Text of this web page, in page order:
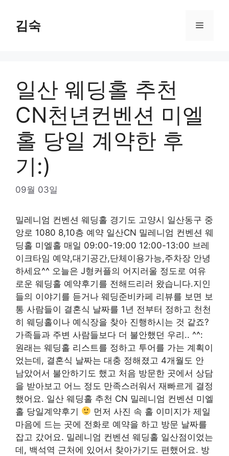
content
김숙 Menu
일산 웨딩홀 추천
CN천년컨벤션 미엘
홀 당일 계약한 후
기:)
09월 03일
밀레니엄 컨벤션 웨딩홀 경기도 고양시 일산동구 중
앙로 1080 8,10층 예약 일산CN 밀레니엄 컨벤션 웨
딩홀 미엘홀 매일 09:00-19:00 12:00-13:00 브레
이크타임 예약,대기공간,단체이용가능,주차장 안녕
하세요^^ 오늘은 J형커플의 어지러울 정도로 여유
로운 웨딩홀 예약후기를 전해드리러 왔습니다.지인
들의 이야기를 듣거나 웨딩준비카페 리뷰를 보면 보
통 사람들이 결혼식 날짜를 1년 전부터 정하고 천천
히 웨딩홀이나 예식장을 찾아 진행하시는 것 같죠?
가족들과 주변 사람들보다 더 불안했던 우리.. ^^:
원래는 웨딩홀 리스트를 정하고 투어를 가는 계획이
었는데, 결혼식 날짜는 대충 정해졌고 4개월도 안
남았어서 불안하기도 했고 처음 방문한 곳에서 상담
을 받아보고 어느 정도 만족스러워서 재빠르게 결정
했어요. 일산 웨딩홀 추천 CN 밀레니엄 컨벤션 미엘
홀 당일계약후기
먼저 사진 속 홀 이미지가 제일
마음에 드는 곳에 전화로 예약을 하고 방문 날짜를
잡고 갔어요. 밀레니엄 컨벤션 웨딩홀 일산점이었는
데, 백석역 근처에 있어서 찾아가기도 편했어요. 방